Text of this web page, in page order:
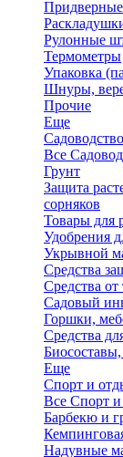
Рулонные
Термометры
Упаковка
Шнуры,
Прочие
Еще
Все
Грунт
Защита
сорняков
Товары для
Удобрения
Укрывной
Средства
Средства
Садовый
Горшки,
Средства
Еще
Спорт и
Все Спорт
Барбекю и
Надувные